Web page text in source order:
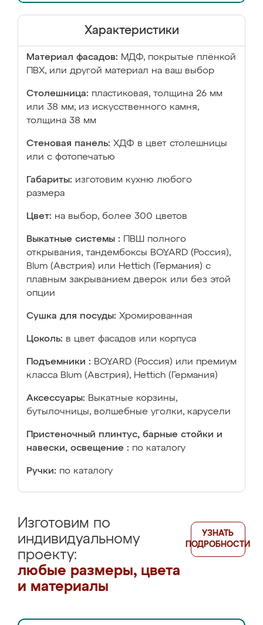
Характеристики
Материал фасадов: МДФ, покрытые плёнкой
ПВХ, или другой материал на ваш выбор
Столешница: пластиковая, толщина 26 мм
или 38 мм; из искусственного камня,
толщина 38 мм
Стеновая панель: ХДФ в цвет столешницы
или с фотопечатью
Габариты: изготовим кухню любого
размера
Цвет: на выбор, более 300 цветов
Выкатные системы :
ПВШ полного
открывания, тандембоксы BOYARD (Россия),
Blum (Австрия) или Hettich (Германия) с
плавным закрыванием дверок или без этой
опции
Сушка для посуды: Хромированная
Цоколь: в цвет фасадов или корпуса
Подъемники : BOYARD (Россия) или премиум
класса Blum (Австрия), Hettich (Германия)
Аксессуары: Выкатные корзины,
бутылочницы, волшебные уголки, карусели
Пристеночный плинтус, барные стойки и
навески, освещение : по каталогу
Ручки: по каталогу
Изготовим по
индивидуальному
проекту:
любые размеры, цвета
и материалы
УЗНАТЬ
ПОДРОБНОСТИ